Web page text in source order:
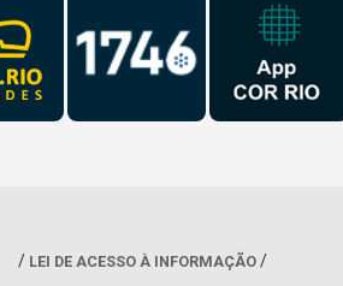
LEI DE ACESSO À INFORMAÇÃO